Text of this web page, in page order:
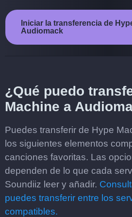
Iniciar la transferencia de
Audiomack
¿Qué puedo
Machine a
Puedes transferir de Hype
los siguientes elementos
canciones favoritas. Las
dependen de lo que cada
Soundiiz leer y añadir.
puedes transferir entre los
compatibles.